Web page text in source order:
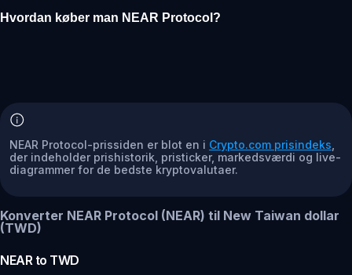
Hvordan køber man NEAR Protocol?
NEAR Protocol-prissiden er blot en i Crypto.com prisindeks
der indeholder prishistorik, pristicker, markedsværdi og live-
diagrammer for de bedste kryptovalutaer.
Konverter NEAR Protocol (NEAR) til New Taiwan dollar
(TWD)
NEARto TWD